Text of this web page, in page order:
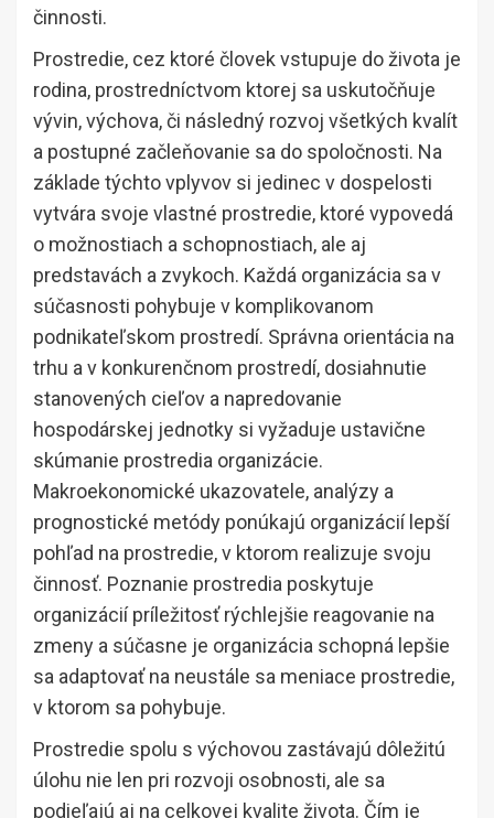
činnosti.
Prostredie, cez ktoré človek vstupuje do života je
rodina, prostredníctvom ktorej sa uskutočňuje
vývin, výchova, či následný rozvoj všetkých kvalít
a postupné začleňovanie sa do spoločnosti. Na
základe týchto vplyvov si jedinec v dospelosti
vytvára svoje vlastné prostredie, ktoré vypovedá
o možnostiach a schopnostiach, ale aj
predstavách a zvykoch. Každá organizácia sa v
súčasnosti pohybuje v komplikovanom
podnikateľskom prostredí. Správna orientácia na
trhu a v konkurenčnom prostredí, dosiahnutie
stanovených cieľov a napredovanie
hospodárskej jednotky si vyžaduje ustavične
skúmanie prostredia organizácie.
Makroekonomické ukazovatele, analýzy a
prognostické metódy ponúkajú organizácií lepší
pohľad na prostredie, v ktorom realizuje svoju
činnosť. Poznanie prostredia poskytuje
organizácií príležitosť rýchlejšie reagovanie na
zmeny a súčasne je organizácia schopná lepšie
sa adaptovať na neustále sa meniace prostredie,
v ktorom sa pohybuje.
Prostredie spolu s výchovou zastávajú dôležitú
úlohu nie len pri rozvoji osobnosti, ale sa
podieľajú aj na celkovej kvalite života. Čím je